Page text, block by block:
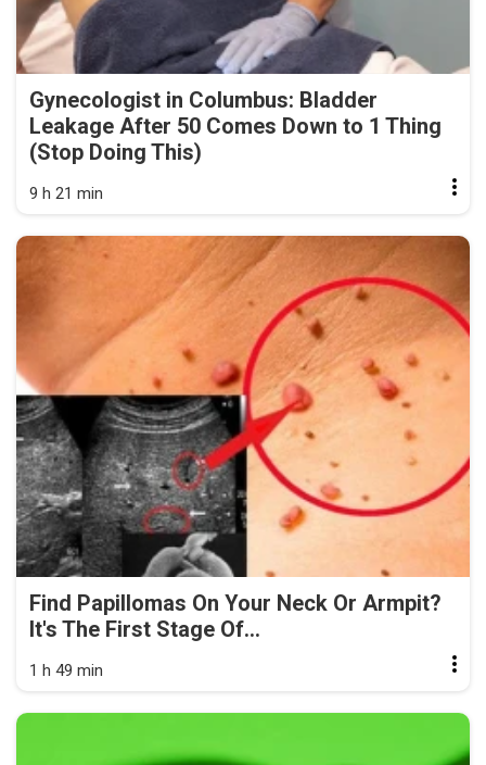
Gynecologist in Columbus: Bladder
Leakage After 50 Comes Down to 1 Thing
(Stop Doing This)
9 h 21 min
Find Papillomas On Your Neck Or Armpit?
It's The First Stage Of...
1 h 49 min